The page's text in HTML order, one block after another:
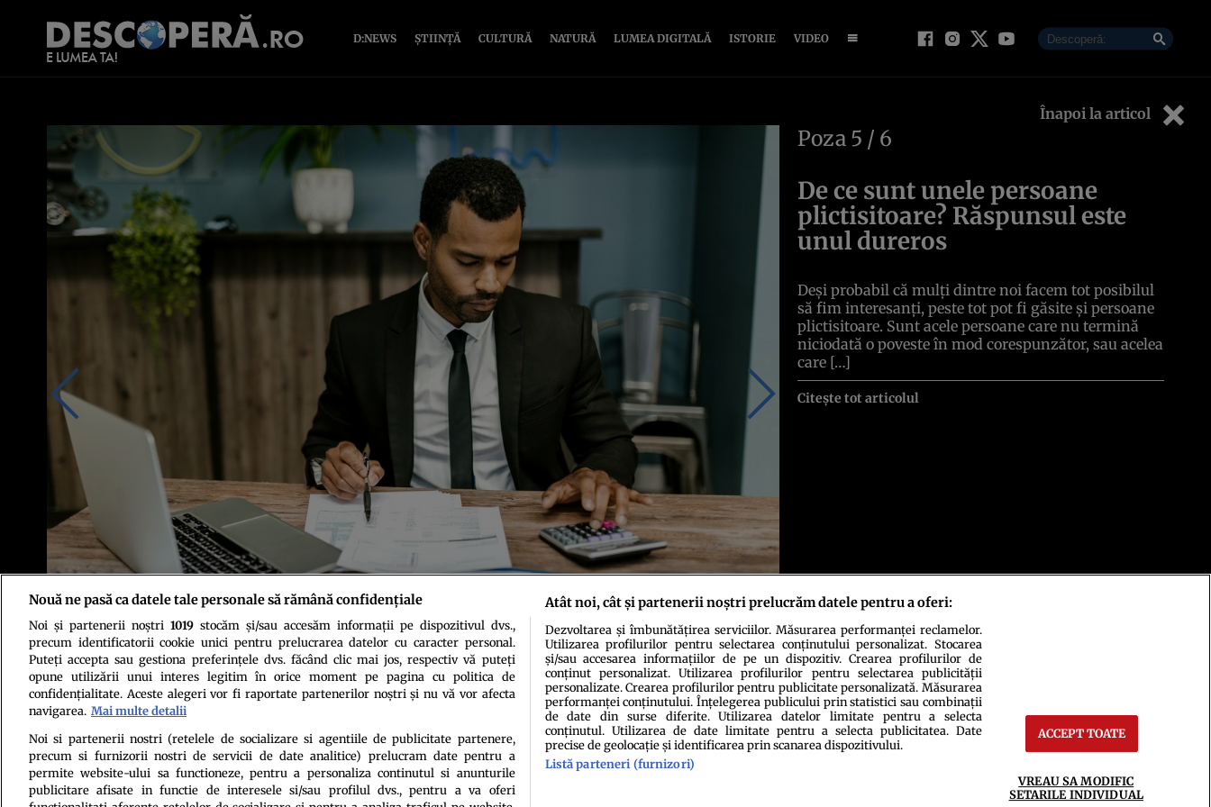
D:NEWS ȘTIINȚĂ CULTURĂ NATURĂ LUMEA DIGITALĂ ISTORIE VIDEO
Înapoi la articol
Foto: Pexels
Poza 5 / 6
De ce sunt unele persoane
plictisitoare? Răspunsul este
unul dureros
Deși probabil că mulți dintre noi facem tot posibilul
să fim interesanți, peste tot pot fi găsite și persoane
plictisitoare. Sunt acele persoane care nu termină
niciodată o poveste în mod corespunzător, sau acelea
care […]
Citește tot articolul
Politica de confidenţialitatePolitica de cookiesTermeni şi condiţiiEchipa redacțională
Nouă ne pasă ca datele tale personale să rămână confidențiale
Noi și partenerii noștri 1019stocăm și/sau accesăm informații pe dispozitivul dvs.,
precum identificatorii cookie unici pentru prelucrarea datelor cu caracter personal.
Puteți accepta sau gestiona preferințele dvs. făcând clic mai jos, respectiv vă puteți
opune utilizării unui interes legitim în orice moment pe pagina cu politica de
confidențialitate. Aceste alegeri vor fi raportate partenerilor noștri și nu vă vor afecta
navigarea. Mai multe detalii
Noi si partenerii nostri (retelele de socializare si agentiile de publicitate partenere,
precum si furnizorii nostri de servicii de date analitice) prelucram date pentru a
permite website-ului sa functioneze, pentru a personaliza continutul si anunturile
publicitare afisate in functie de interesele si/sau profilul dvs., pentru a va oferi
Atât noi, cât și partenerii noștri prelucrăm datele pentru a oferi:
Dezvoltarea și îmbunătățirea serviciilor. Măsurarea performanței reclamelor.
Utilizarea profilurilor pentru selectarea conținutului personalizat. Stocarea
și/sau accesarea informațiilor de pe un dispozitiv. Crearea profilurilor de
conținut personalizat. Utilizarea profilurilor pentru selectarea publicității
personalizate. Crearea profilurilor pentru publicitate personalizată. Măsurarea
performanței conținutului. Înțelegerea publicului prin statistici sau combinații
de date din surse diferite. Utilizarea datelor limitate pentru a selecta
conținutul. Utilizarea de date limitate pentru a selecta publicitatea. Date
precise de geolocație și identificarea prin scanarea dispozitivului.
Listă parteneri (furnizori)
ACCEPT TOATE
VREAU SA MODIFIC
SETARILE INDIVIDUAL